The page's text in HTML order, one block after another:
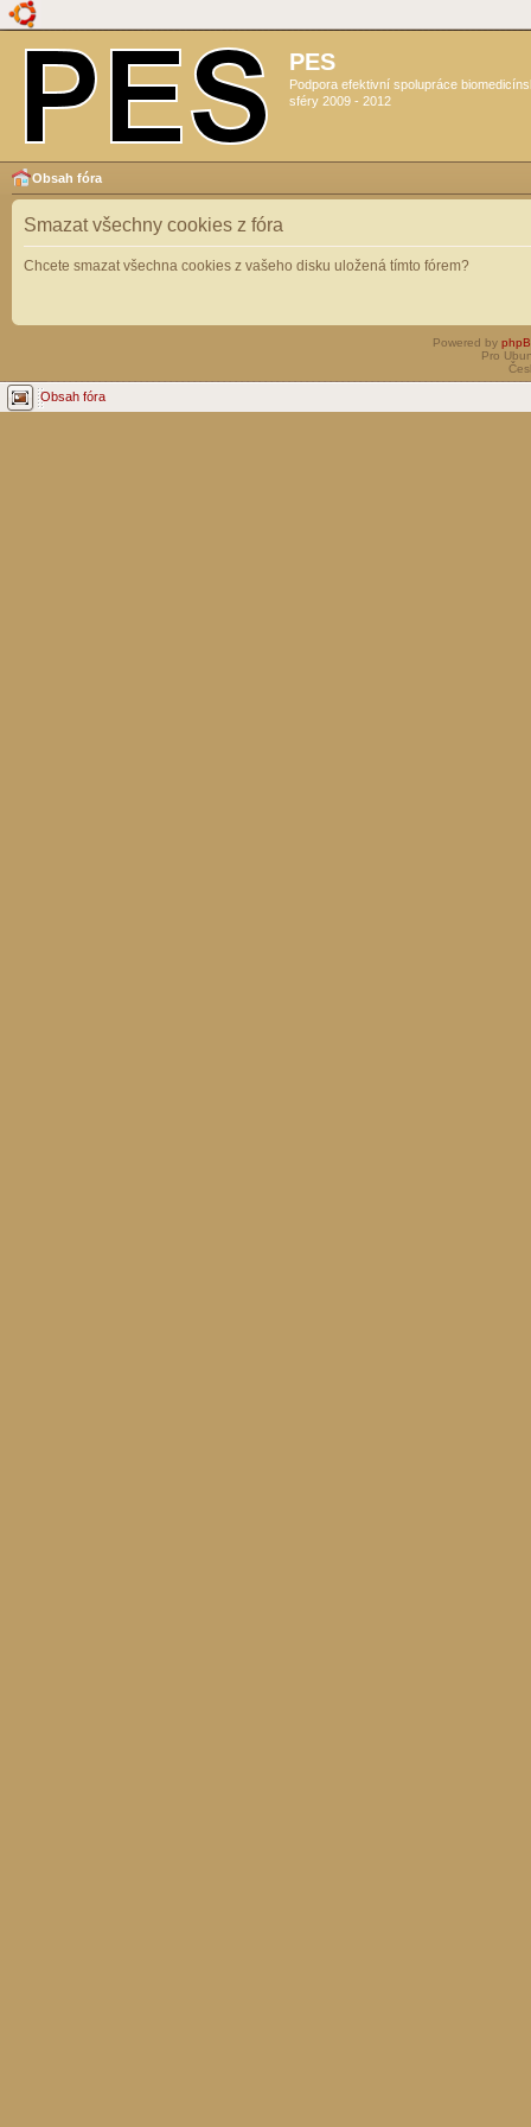
PES
Podpora efektivní spolupráce
sféry 2009 - 2012
Obsah fóra
Smazat všechny cookies z fóra
Chcete smazat všechna cookies z vašeho disku uložená tímto fórem?
Powered by
Pro
Obsah fóra